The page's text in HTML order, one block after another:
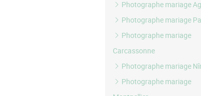
Photographe mariage
Photographe mariage
Photographe mariage
Carcassonne
Photographe mariage
Photographe mariage